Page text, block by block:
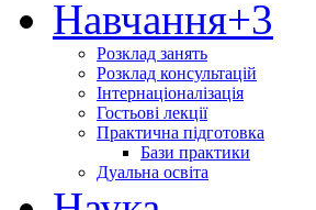
Навчання+3
Розклад занять
Розклад консультацій
Інтернаціоналізація
Гостьові лекції
Практична підготовка
Бази практики
Дуальна освіта